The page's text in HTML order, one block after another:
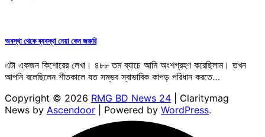
অবস্থা থেকে ব্যবস্থা নেয়া কেন জরুরি
এটা একজন কিশোরের লেখা। ৪৮৮ তম ব্যাচে আমি অংশগ্রহণ করেছিলাম। তখন
আপনি বলেছিলেন শীতকালে যত সম্ভব স্বাভাবিক কাপড় পরিধান করতে…
Copyright © 2026 RMG BD News 24 | Claritymag
News by Ascendoor | Powered by WordPress.